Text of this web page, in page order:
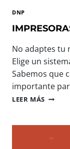
N
O
:
T
E
C
N
G
DNP
No adaptes tu
Elige un
Sabemos que
importante
LEER MÁS
R